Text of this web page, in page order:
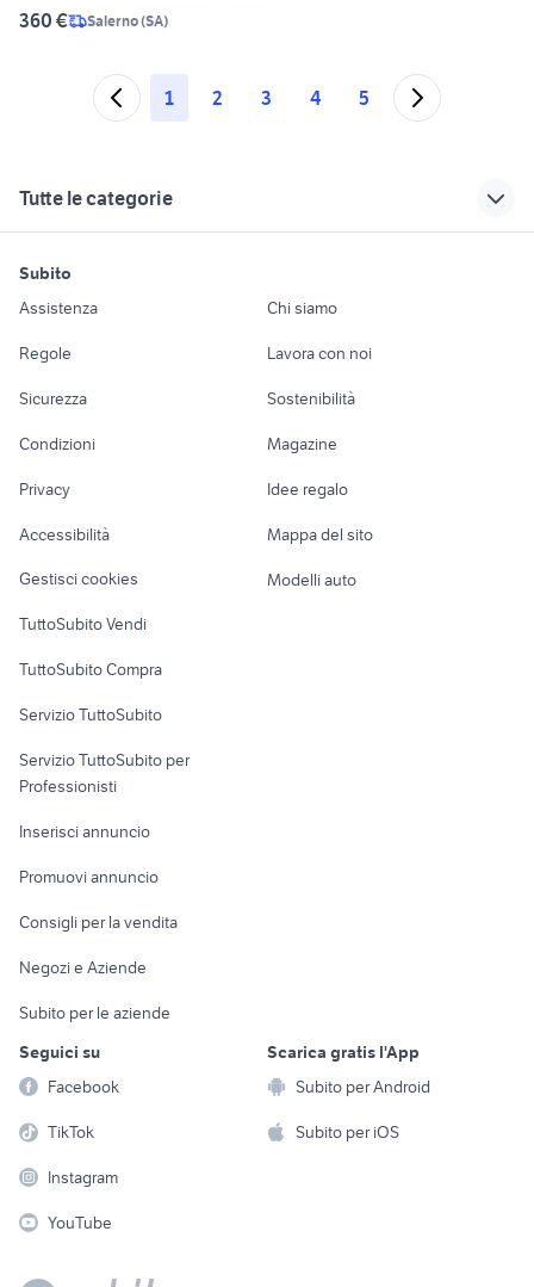
360 € Salerno(SA)
1 2 3 4 5
Tutte le categorie
Terreni e rustici
Garage e box
Loft, mansarde e
Informatica
Console e
Fotografia
Telefonia
Biciclette
Subito
Assistenza
Regole
Sicurezza
Condizioni
Privacy
Accessibilità
Gestisci cookies
TuttoSubito Vendi
TuttoSubito Compra
Servizio TuttoSubito
Servizio TuttoSubito per
Professionisti
Inserisci annuncio
Promuovi annuncio
Consigli per la vendita
Negozi e Aziende
Subito per le aziende
Chi siamo
Lavora con noi
Sostenibilità
Magazine
Idee regalo
Mappa del sito
Modelli auto
Seguici su
Facebook
TikTok
Instagram
YouTube
Scarica gratis l'App
Subito per Android
Subito per iOS